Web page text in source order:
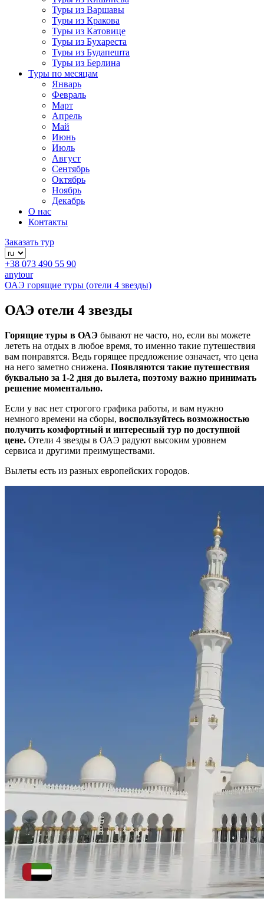
Туры из Варшавы
Туры из Кракова
Туры из Катовице
Туры из Бухареста
Туры из Будапешта
Туры из Берлина
Туры по месяцам
Январь
Февраль
Март
Апрель
Май
Июнь
Июль
Август
Сентябрь
Октябрь
Ноябрь
Декабрь
О нас
Контакты
Заказать тур
+38 073 490 55 90
anytour
ОАЭ горящие туры (отели 4 звезды)
ОАЭ отели 4 звезды
Горящие туры в ОАЭ бывают не часто, но, если вы можете
лететь на отдых в любое время, то именно такие путешествия
вам понравятся. Ведь горящее предложение означает, что цена
на него заметно снижена. Появляются такие путешествия
буквально за 1-2 дня до вылета, поэтому важно принимать
решение моментально.
Если у вас нет строгого графика работы, и вам нужно
немного времени на сборы, воспользуйтесь возможностью
получить комфортный и интересный тур по доступной
цене. Отели 4 звезды в ОАЭ радуют высоким уровнем
сервиса и другими преимуществами.
Вылеты есть из разных европейских городов.